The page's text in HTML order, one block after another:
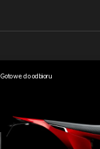
Gotowe do odbioru